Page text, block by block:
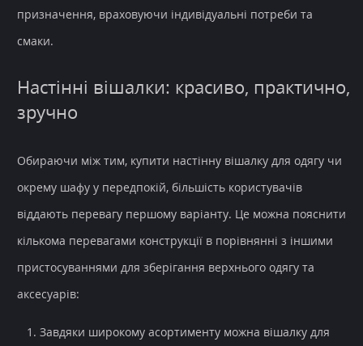
призначення, враховуючи індивідуальні потреби та
смаки.
Настінні вішалки: красиво, практично,
зручно
Обираючи між тим, купити настінну вішалку для одягу чи
окрему шафу у передпокій, більшість користувачів
віддають перевагу першому варіанту. Це можна пояснити
кількома перевагами конструкції в порівнянні з іншими
пристосуваннями для зберігання верхнього одягу та
аксесуарів:
Завдяки широкому асортименту можна вішалку для